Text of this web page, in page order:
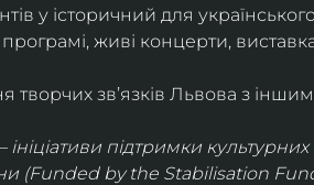
у історичний для
живі концерти,
творчих зв’язків Львова з
підтримки культурних
(Funded by the Stabilisation